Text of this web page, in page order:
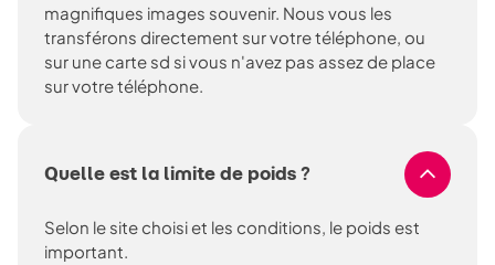
magnifiques images souvenir. Nous vous les
transférons directement sur votre téléphone, ou
sur une carte sd si vous n'avez pas assez de place
sur votre téléphone.
Quelle est la limite de poids ?
Selon le site choisi et les conditions, le poids est
important.